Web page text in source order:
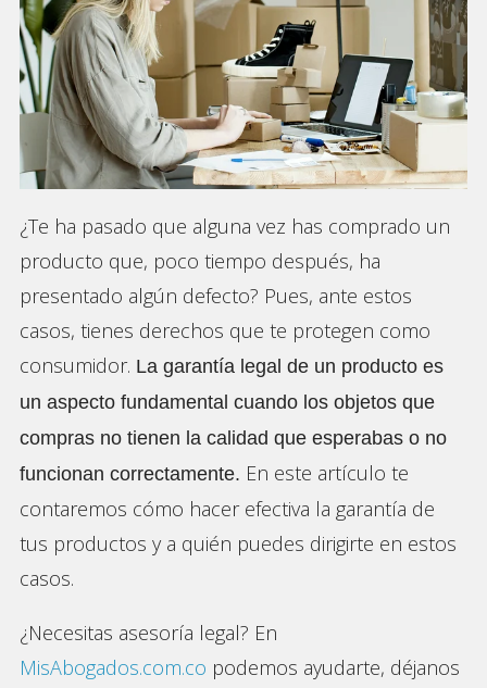
¿Te ha pasado que alguna vez has comprado un
producto que, poco tiempo después, ha
presentado algún defecto? Pues, ante estos
casos, tienes derechos que te protegen como
consumidor. La garantía legal de un producto es
un aspecto fundamental cuando los objetos que
compras no tienen la calidad que esperabas o no
funcionan correctamente. En este artículo te
contaremos cómo hacer efectiva la garantía de
tus productos y a quién puedes dirigirte en estos
casos.
¿Necesitas asesoría legal? En
MisAbogados.com.co podemos ayudarte, déjanos